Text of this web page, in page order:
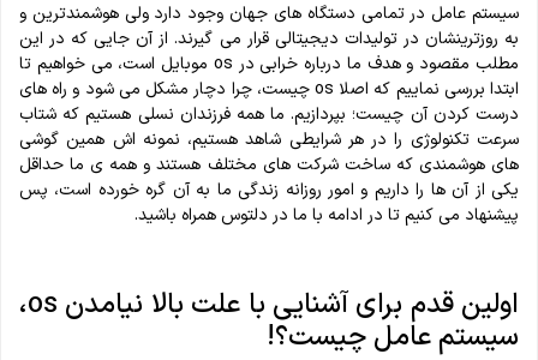
سیستم عامل در تمامی دستگاه های جهان وجود دارد ولی هوشمندترین و
به روزترینشان در تولیدات دیجیتالی قرار می گیرند. از آن جایی که در این
مطلب مقصود‌ و هدف ما درباره خرابی در os موبایل است، می خواهیم تا
ابتدا بررسی نماییم که اصلا os چیست، چرا دچار مشکل می شود و راه های
درست کردن آن چیست؛ بپردازیم. ما همه فرزندان نسلی هستیم‌‌ که شتاب
سرعت تکنولوژی را در‌ هر شرایطی شاهد هستیم، نمونه اش همین گوشی
های هوشمندی که ساخت شرکت های مختلف هستند و همه ی ما حداقل
یکی از آن ها را داریم و امور روزانه زندگی‌ ما به آن گره خورده است، پس
پیشنهاد می کنیم تا در ادامه با ما در دلتوس همراه باشید.
اولین قدم‌ برای آشنایی با علت بالا نیامدن os،
سیستم عامل چیست؟!